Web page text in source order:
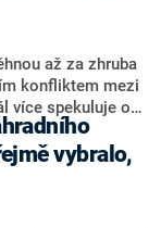
pro lidská
„svoloč“ na
se také
či promluvila o
až za zhruba
konfliktem mezi
více spekuluje o
vyslat současná
znovu vytahují
Jak moc je
volbách 2028
2023?
vybralo,